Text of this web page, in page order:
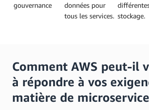
gouvernance
données pour
tous les services. stockage.
Comment AWS peut-il
à répondre à vos
matière de